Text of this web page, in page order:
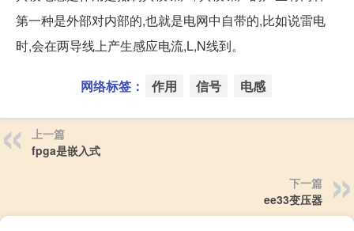
第一种是外部对内部的,也就是电网中自带的,比如说雷电
时,会在两导线上产生感应电流,L,N线到。
网络标签： 作用 信号 电感
上一篇
fpga是嵌入式
下一篇
ee33变压器